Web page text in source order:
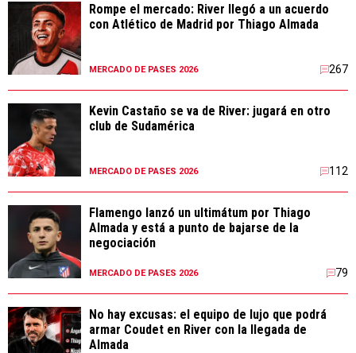
Rompe el mercado: River llegó a un acuerdo
con Atlético de Madrid por Thiago Almada
MERCADO DE PASES 2026 267
Kevin Castaño se va de River: jugará en otro
club de Sudamérica
MERCADO DE PASES 2026 112
Flamengo lanzó un ultimátum por Thiago
Almada y está a punto de bajarse de la
negociación
MERCADO DE PASES 2026 79
No hay excusas: el equipo de lujo que podrá
armar Coudet en River con la llegada de
Almada